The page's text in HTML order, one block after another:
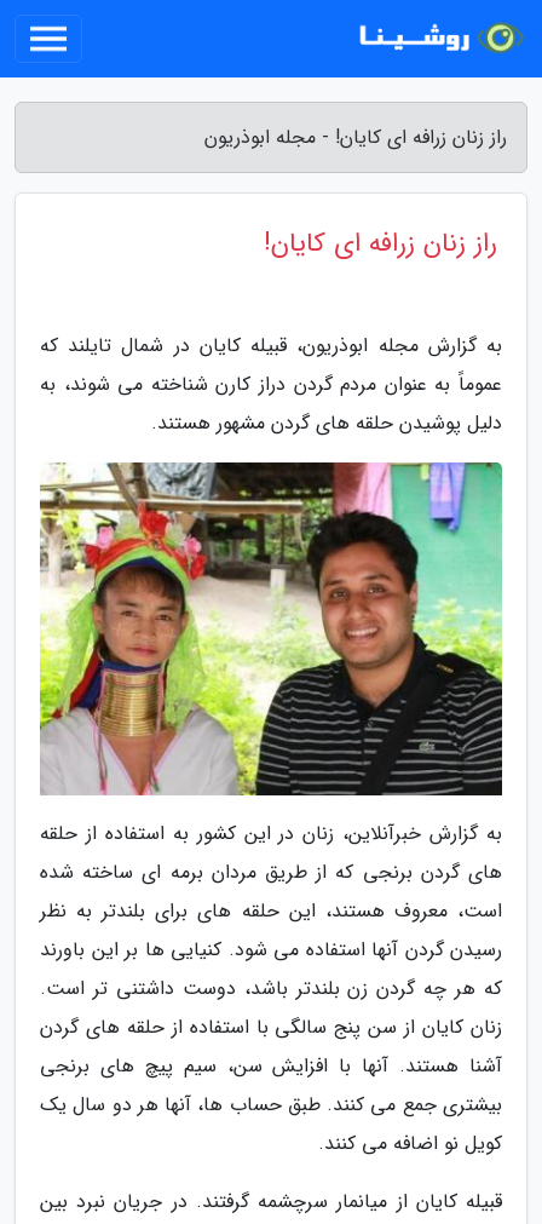
راز زنان زرافه ای کایان! - مجله ابوذریون
راز زنان زرافه ای کایان!
به گزارش مجله ابوذریون، قبیله کایان در شمال تایلند که
عموماً به عنوان مردم گردن دراز کارن شناخته می شوند، به
دلیل پوشیدن حلقه های گردن مشهور هستند.
به گزارش خبرآنلاین، زنان در این کشور به استفاده از حلقه
های گردن برنجی که از طریق مردان برمه ای ساخته شده
است، معروف هستند، این حلقه های برای بلندتر به نظر
رسیدن گردن آنها استفاده می شود. کنیایی ها بر این باورند
که هر چه گردن زن بلندتر باشد، دوست داشتنی تر است.
زنان کایان از سن پنج سالگی با استفاده از حلقه های گردن
آشنا هستند. آنها با افزایش سن، سیم پیچ های برنجی
بیشتری جمع می کنند. طبق حساب ها، آنها هر دو سال یک
کویل نو اضافه می کنند.
قبیله کایان از میانمار سرچشمه گرفتند. در جریان نبرد بین